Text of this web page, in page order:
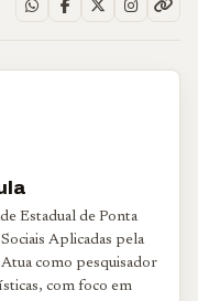
Estadual de Ponta
Aplicadas pela
como pesquisador
com foco em